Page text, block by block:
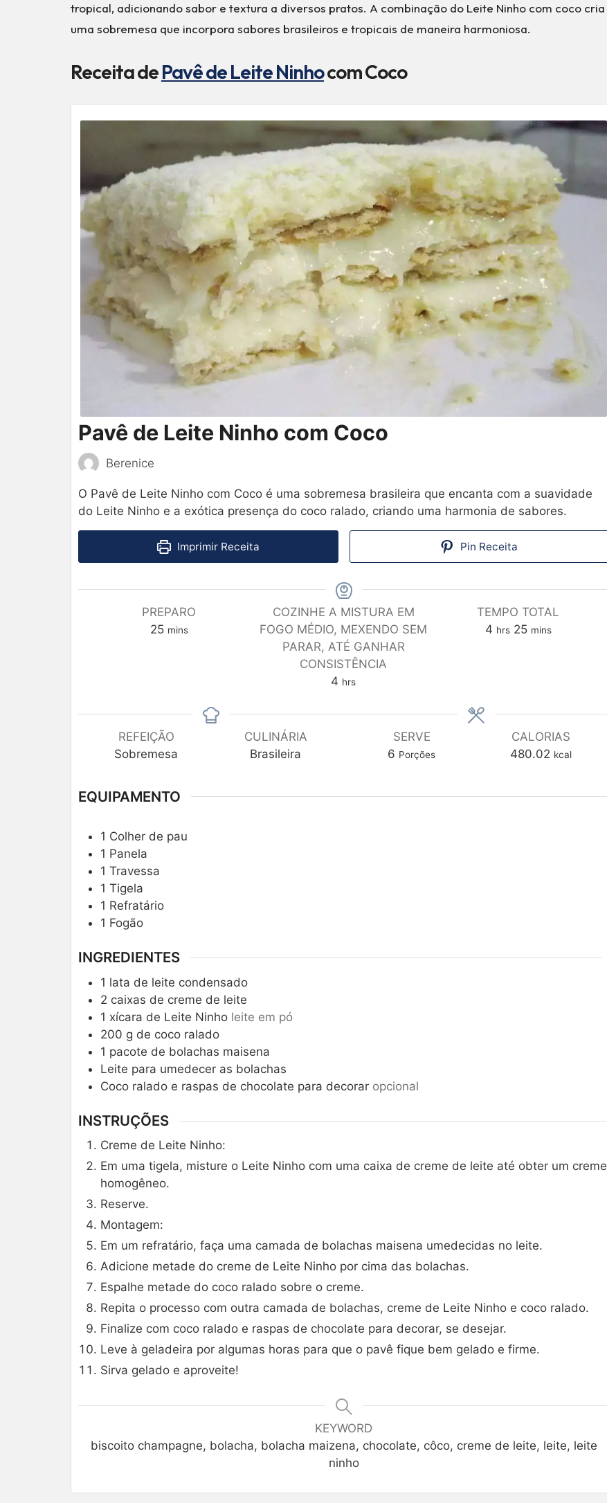
tropical, adicionando sabor e textura a diversos pratos. A combinação do Leite Ninho com coco cria
uma sobremesa que incorpora sabores brasileiros e tropicais de maneira harmoniosa.
Receita dePavê de Leite Ninhocom Coco
Pavê de Leite Ninho com Coco
Berenice
O Pavê de Leite Ninho com Coco é uma sobremesa brasileira que encanta com a suavidade
do Leite Ninho e a exótica presença do coco ralado, criando uma harmonia de sabores.
Imprimir Receita Pin Receita
PREPARO
25 mins
COZINHE A MISTURA EM
FOGO MÉDIO, MEXENDO SEM
PARAR, ATÉ GANHAR
CONSISTÊNCIA
4 hrs
TEMPO TOTAL
4 hrs 25 mins
REFEIÇÃO
Sobremesa
CULINÁRIA
Brasileira
SERVE
6 Porções
CALORIAS
480.02 kcal
EQUIPAMENTO
1 Colher de pau
1 Panela
1 Travessa
1 Tigela
1 Refratário
1 Fogão
INGREDIENTES
1 lata de leite condensado
2 caixas de creme de leite
1 xícara de Leite Ninho leite em pó
200 g de coco ralado
1 pacote de bolachas maisena
Leite para umedecer as bolachas
Coco ralado e raspas de chocolate para decorar opcional
INSTRUÇÕES
Creme de Leite Ninho:
Em uma tigela, misture o Leite Ninho com uma caixa de creme de leite até obter um creme
homogêneo.
Reserve.
Montagem:
Em um refratário, faça uma camada de bolachas maisena umedecidas no leite.
Adicione metade do creme de Leite Ninho por cima das bolachas.
Espalhe metade do coco ralado sobre o creme.
Repita o processo com outra camada de bolachas, creme de Leite Ninho e coco ralado.
Finalize com coco ralado e raspas de chocolate para decorar, se desejar.
Leve à geladeira por algumas horas para que o pavê fique bem gelado e firme.
Sirva gelado e aproveite!
KEYWORD
biscoito champagne, bolacha, bolacha maizena, chocolate, côco, creme de leite, leite, leite
ninho